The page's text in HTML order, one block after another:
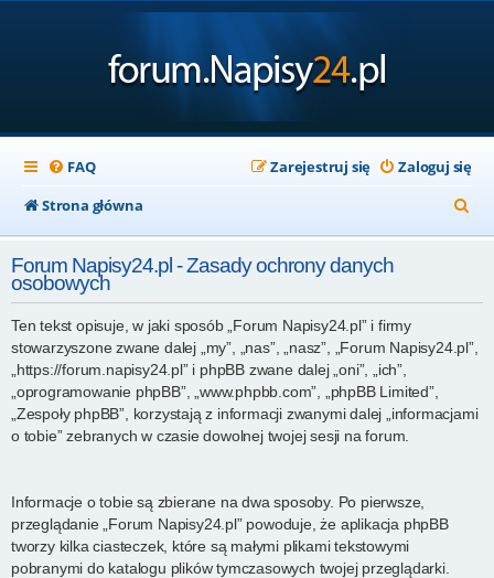
FAQ Zaloguj się
Zarejestruj się
Strona główna
z
k
Forum Napisy24.pl - Zasady ochrony danych
osobowych
Ten tekst opisuje, w jaki sposób „Forum Napisy24.pl” i firmy
stowarzyszone zwane dalej „my”, „nas”, „nasz”, „Forum Napisy24.pl”,
„https://forum.napisy24.pl” i phpBB zwane dalej „oni”, „ich”,
„oprogramowanie phpBB”, „www.phpbb.com”, „phpBB Limited”,
„Zespoły phpBB”, korzystają z informacji zwanymi dalej „informacjami
o tobie” zebranych w czasie dowolnej twojej sesji na forum.
Informacje o tobie są zbierane na dwa sposoby. Po pierwsze,
przeglądanie „Forum Napisy24.pl” powoduje, że aplikacja phpBB
tworzy kilka ciasteczek, które są małymi plikami tekstowymi
pobranymi do katalogu plików tymczasowych twojej przeglądarki.